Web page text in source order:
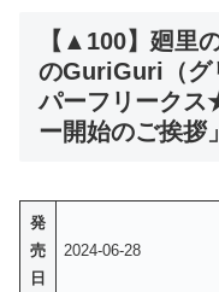
【▲100】廻里
のGuriGuri（グ
パーフリークス
ー開始のご挨拶
発
売
日
2024-06-28